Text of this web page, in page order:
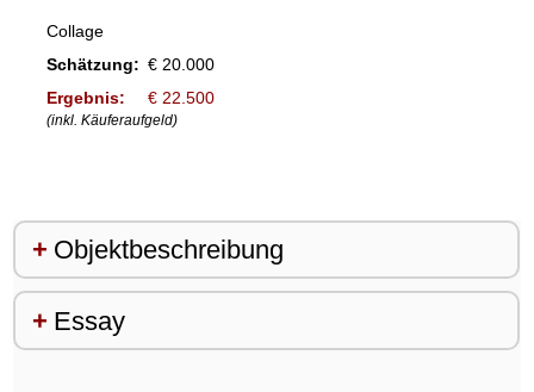
Collage
Schätzung: € 20.000
Ergebnis:
€ 22.500
(inkl. Käuferaufgeld)
Objektbeschreibung
Essay